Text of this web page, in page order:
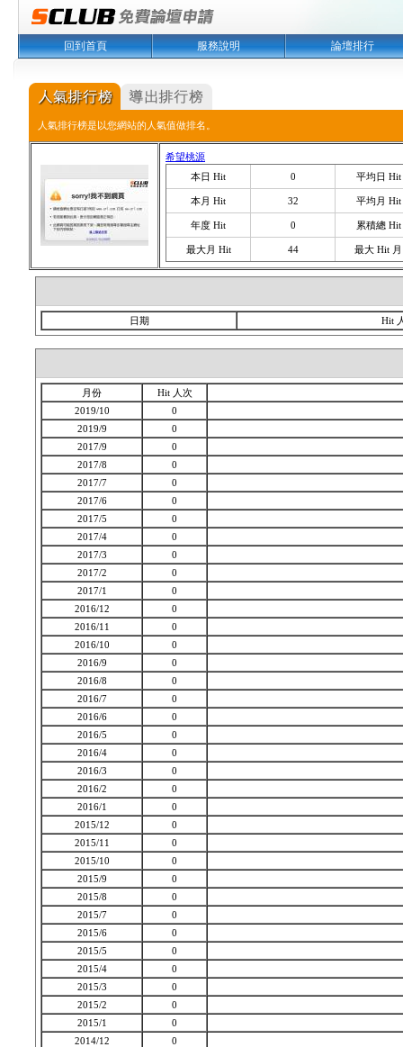
回到首頁 服務說明 論壇排行
人氣排行榜是以您網站的人氣值做排名。
希望桃源
本日 Hit
0 平均日 Hit
本月 Hit 32 平均月 Hit
年度 Hit 0 累積總 Hit
最大月 Hit 44 最大 Hit 月
日期 Hit
月份
Hit 人次
2019/10
0
2019/9
0
2017/9
0
2017/8
0
2017/7
0
2017/6
0
2017/5
0
2017/4
0
2017/3
0
2017/2
0
2017/1
0
2016/12
0
2016/11
0
2016/10
0
2016/9
0
2016/8
0
2016/7
0
2016/6
0
2016/5
0
2016/4
0
2016/3
0
2016/2
0
2016/1
0
2015/12
0
2015/11
0
2015/10
0
2015/9
0
2015/8
0
2015/7
0
2015/6
0
2015/5
0
2015/4
0
2015/3
0
2015/2
0
2015/1
0
2014/12
0